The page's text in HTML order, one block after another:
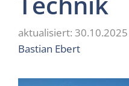
30.10.2025
Bastian Ebert